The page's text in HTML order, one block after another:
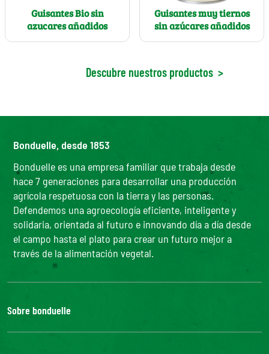
Guisantes Bio sin
azucares añadidos
Guisantes muy tiernos
sin azúcares añadidos
Descubre nuestros productos >
Bonduelle, desde 1853
Bonduelle es una empresa familiar que trabaja desde
hace 7 generaciones para desarrollar una producción
agrícola respetuosa con la tierra y las personas.
Defendemos una agroecología eficiente, inteligente y
solidaria, orientada al futuro e innovando día a día desde
el campo hasta el plato para crear un futuro mejor a
través de la alimentación vegetal.
Sobre bonduelle
Nuestra historia